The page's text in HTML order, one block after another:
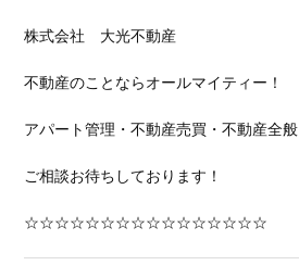
株式会社 大光不動産
不動産のことならオールマイティー！
アパート管理・不動産売買・不動産全般
ご相談お待ちしております！
☆☆☆☆☆☆☆☆☆☆☆☆☆☆☆☆